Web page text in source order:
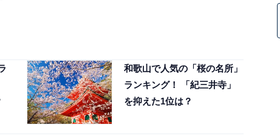
和歌山で人気の「桜の名所」
ランキング！ 「紀三井寺」
を抑えた1位は？